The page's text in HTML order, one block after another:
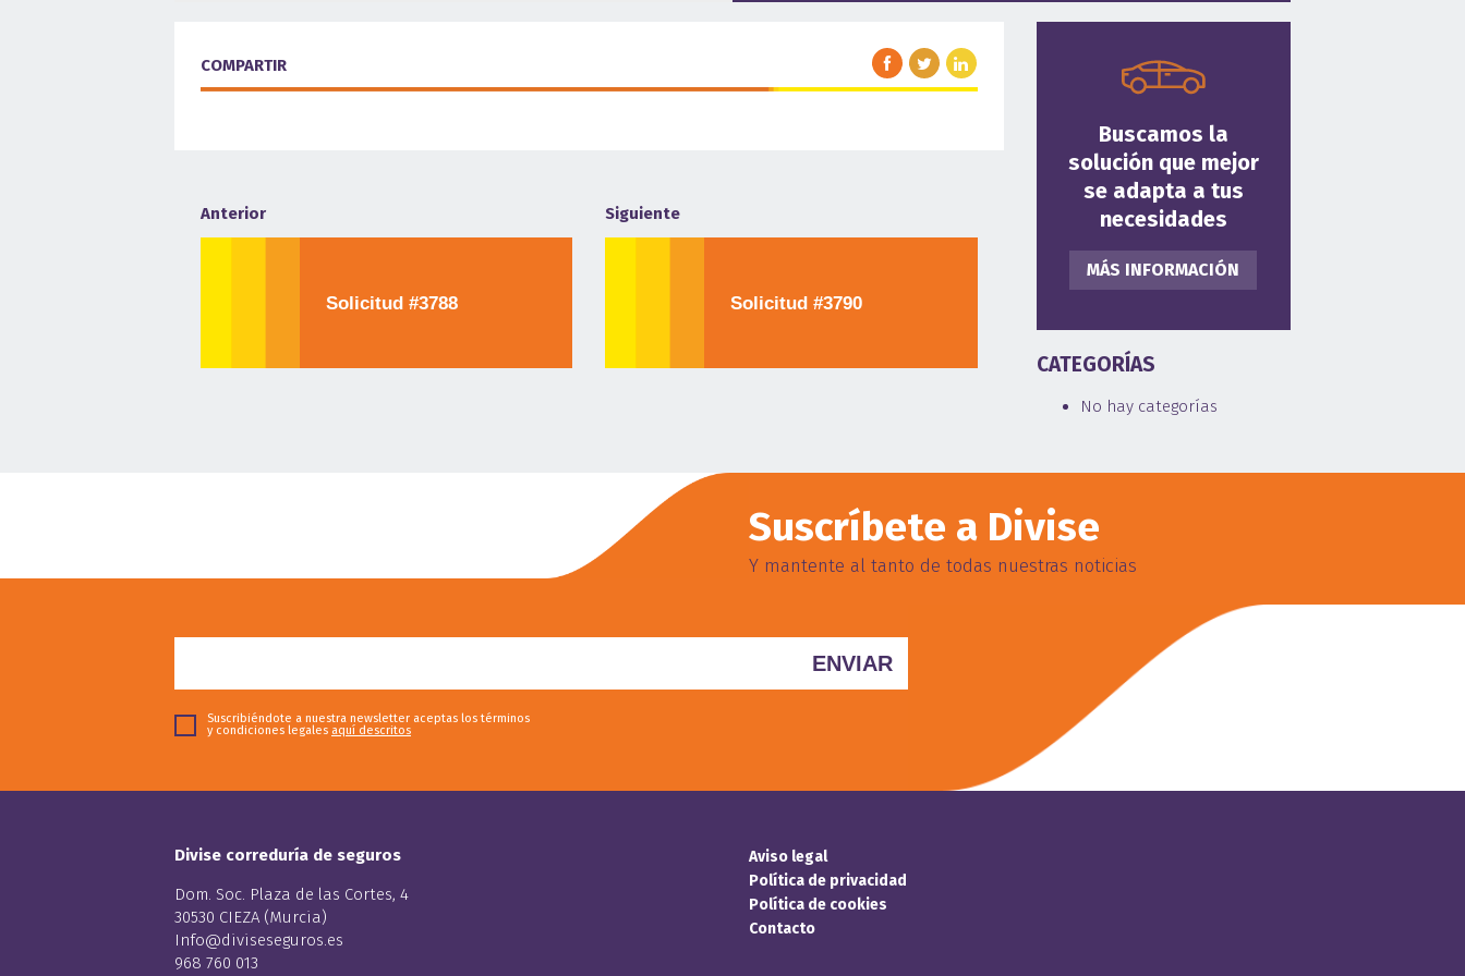
COMPARTIR
Anterior
Solicitud #3788
Siguiente
Solicitud #3790
Buscamos la
solución que mejor
se adapta a tus
necesidades
MÁS INFORMACIÓN
CATEGORÍAS
No hay categorías
Suscríbete a Divise
Y mantente al tanto de todas nuestras noticias
Suscribiéndote a nuestra newsletter aceptas los términos
y condiciones legales aquí descritos
Divise correduría de seguros
Dom. Soc. Plaza de las Cortes, 4
30530 CIEZA (Murcia)
Info@diviseseguros.es
968 760 013
Aviso legal
Política de privacidad
Política de cookies
Contacto